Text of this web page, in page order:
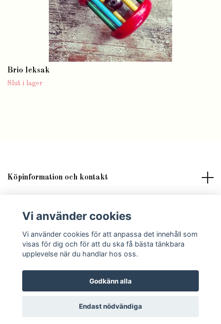
Brio leksak
Slut i lager
Köpinformation och kontakt
Sociala medier
© 2026 Lilla Fröken Fröjd
Vi använder cookies
Vi använder cookies för att anpassa det innehåll som
visas för dig och för att du ska få bästa tänkbara
upplevelse när du handlar hos oss.
Godkänn alla
Endast nödvändiga